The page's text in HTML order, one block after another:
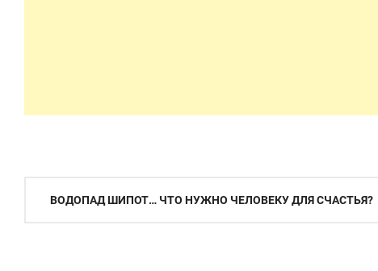
Навігація
ВОДОПАД ШИПОТ… ЧТО НУЖНО ЧЕЛОВЕКУ ДЛЯ СЧАСТЬЯ?